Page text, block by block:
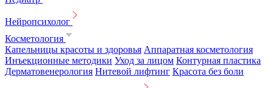
Нейропсихолог
Косметология
Капельницы красоты и здоровья Аппаратная косметология
Инъекционные методики Уход за лицом Контурная пластика
Дерматовенерология Нитевой лифтинг Красота без боли